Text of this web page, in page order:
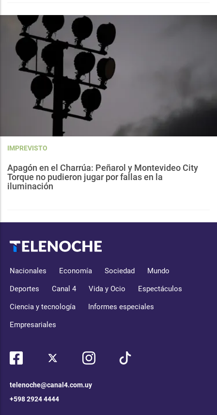
IMPREVISTO
Apagón en el Charrúa: Peñarol y Montevideo City
Torque no pudieron jugar por fallas en la
iluminación
Nacionales Economía Sociedad Mundo
Deportes Canal 4 Vida y Ocio Espectáculos
Ciencia y tecnología Informes especiales
Empresariales
telenoche@canal4.com.uy
+598 2924 4444